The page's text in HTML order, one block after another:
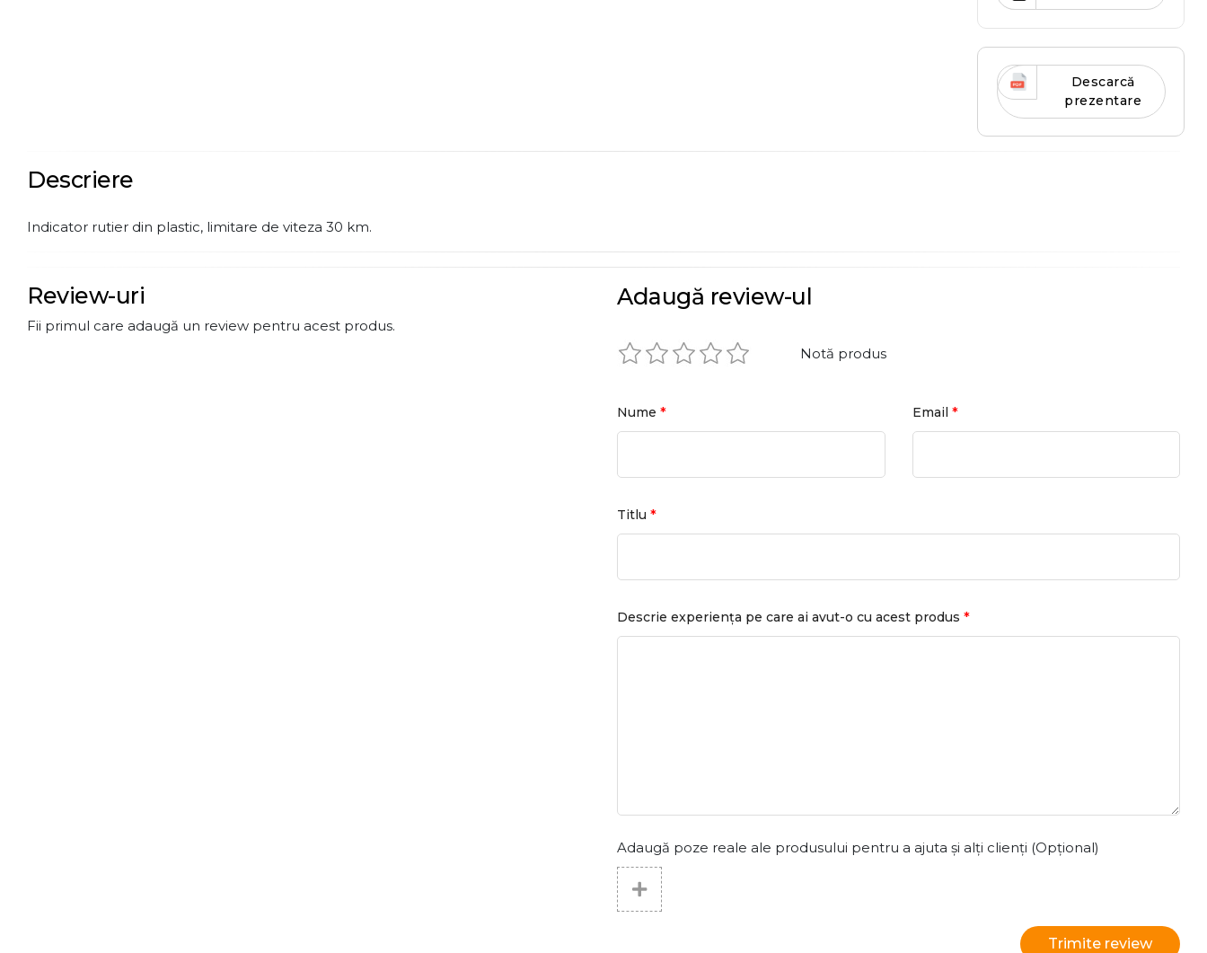
Descarcă
prezentare
Descriere
Indicator rutier din plastic, limitare de viteza 30 km.
Review-uri
Fii primul care adaugă un review pentru acest produs.
Adaugă review-ul
Notă produs
Nume * Email *
Titlu *
Descrie experiența pe care ai avut-o cu acest produs *
Adaugă poze reale ale produsului pentru a ajuta și alți clienți (Opțional)
Trimite review